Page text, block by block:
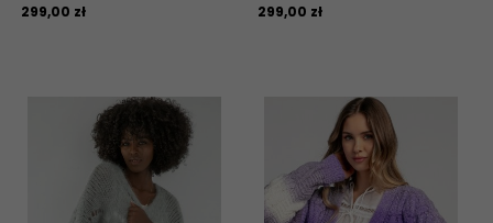
299,00 zł 299,00 zł